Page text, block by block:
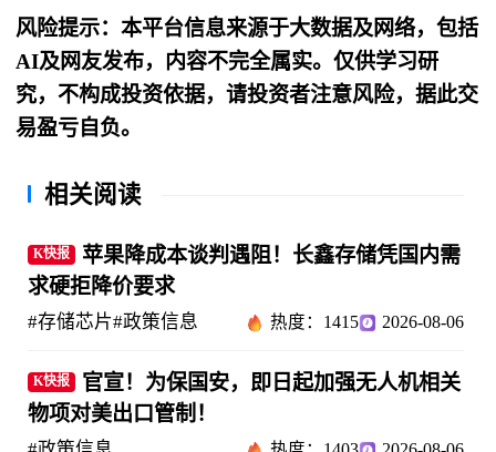
风险提示：本平台信息来源于大数据及网络，包括
AI及网友发布，内容不完全属实。仅供学习研
究，不构成投资依据，请投资者注意风险，据此交
易盈亏自负。
相关阅读
K快报
苹果降成本谈判遇阻！长鑫存储凭国内需
求硬拒降价要求
#存储芯片#政策信息 热度：1415 2026-08-06
K快报
官宣！为保国安，即日起加强无人机相关
物项对美出口管制！